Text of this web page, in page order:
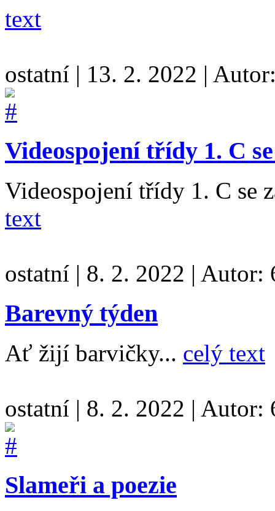
text
ostatní | 13. 2. 2022 |
Videospojení třídy 1. C
Videospojení třídy 1. C se
text
ostatní | 8. 2. 2022 | Autor:
Barevný týden
Ať žijí barvičky... celý text
ostatní | 8. 2. 2022 | Autor:
Slameři a poezie